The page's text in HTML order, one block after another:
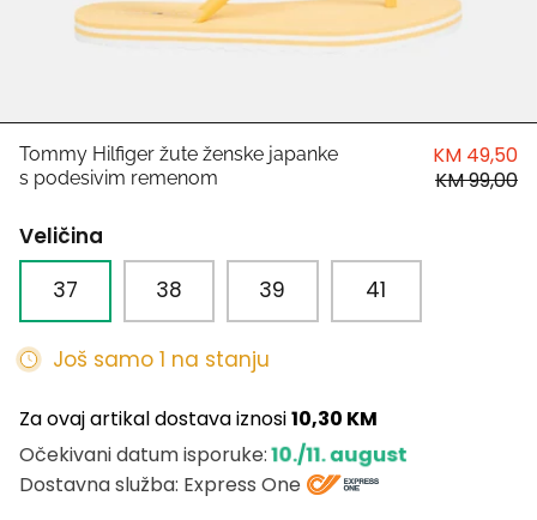
HUGO
LIU JO
Harvard
Tommy Hilfiger žute ženske japanke
s podesivim remenom
KM 49,50
KM 99,00
Veličina
37
38 39 41
Još samo 1 na stanju
Za ovaj artikal dostava iznosi10,30 KM
Očekivani datum isporuke: 10./11. august
Dostavna služba: Express One